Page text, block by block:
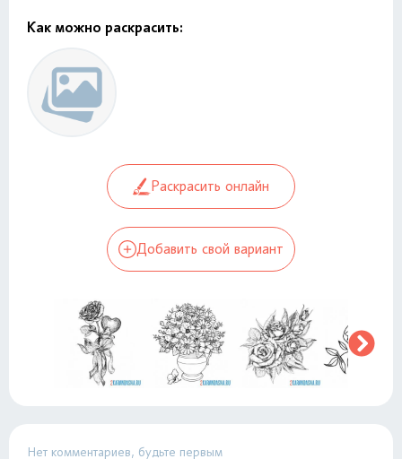
Как можно раскрасить:
Раскрасить онлайн
Добавить свой вариант
Нет комментариев, будьте первым